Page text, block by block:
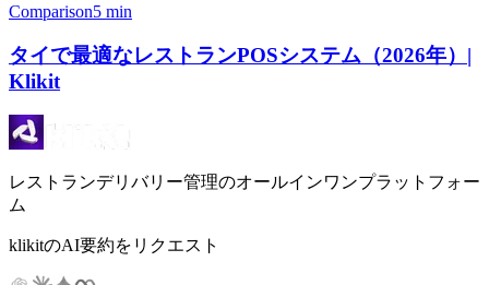
Comparison5 min
タイで最適なレストランPOSシステム（2026年）|
Klikit
レストランデリバリー管理のオールインワンプラットフォー
ム
klikitのAI要約をリクエスト